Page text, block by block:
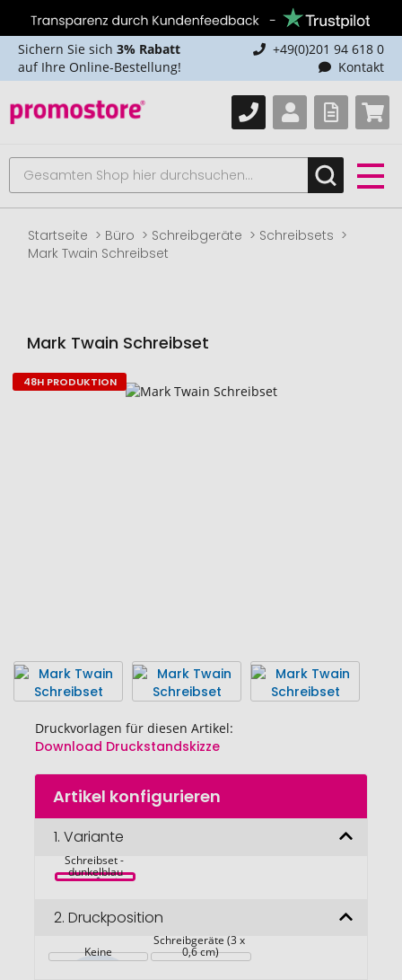
Sichern Sie sich 3% Rabatt
auf Ihre Online-Bestellung!
+49(0)201 94 618 0
Kontakt
Startseite Büro Schreibgeräte
Schreibsets
Mark Twain Schreibset
Mark Twain Schreibset
Zum
Druckvorlagen für diesen Artikel:
Download Druckstandskizze
Zum
Anfang
Bildgalerie
springen
48H PRODUKTION
Artikel konfigurieren
1. Variante
Schreibset -
dunkelblau
2. Druckposition
Keine
Schreibgeräte (3 x
0,6 cm)